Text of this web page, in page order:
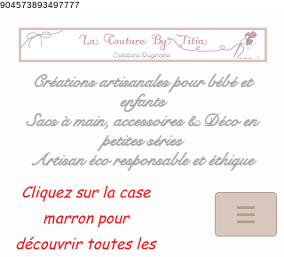
904573893497777
Créations artisanales pour bébé et
enfants
Sacs à main, accessoires & Déco en
petites séries
Artisan éco responsable et éthique
Cliquez sur la case
marron pour
découvrir toutes les